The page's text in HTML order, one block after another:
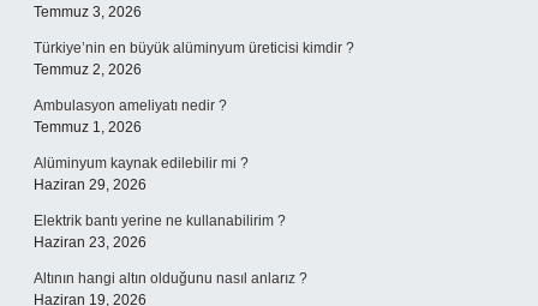
Temmuz 3, 2026
Türkiye’nin en büyük alüminyum üreticisi kimdir ?
Temmuz 2, 2026
Ambulasyon ameliyatı nedir ?
Temmuz 1, 2026
Alüminyum kaynak edilebilir mi ?
Haziran 29, 2026
Elektrik bantı yerine ne kullanabilirim ?
Haziran 23, 2026
Altının hangi altın olduğunu nasıl anlarız ?
Haziran 19, 2026